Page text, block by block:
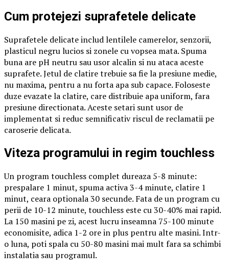
Cum protejezi suprafetele delicate
Suprafetele delicate includ lentilele camerelor, senzorii,
plasticul negru lucios si zonele cu vopsea mata. Spuma
buna are pH neutru sau usor alcalin si nu ataca aceste
suprafete. Jetul de clatire trebuie sa fie la presiune medie,
nu maxima, pentru a nu forta apa sub capace. Foloseste
duze evazate la clatire, care distribuie apa uniform, fara
presiune directionata. Aceste setari sunt usor de
implementat si reduc semnificativ riscul de reclamatii pe
caroserie delicata.
Viteza programului in regim touchless
Un program touchless complet dureaza 5-8 minute:
prespalare 1 minut, spuma activa 3-4 minute, clatire 1
minut, ceara optionala 30 secunde. Fata de un program cu
perii de 10-12 minute, touchless este cu 30-40% mai rapid.
La 150 masini pe zi, acest lucru inseamna 75-100 minute
economisite, adica 1-2 ore in plus pentru alte masini. Intr-
o luna, poti spala cu 50-80 masini mai mult fara sa schimbi
instalatia sau programul.